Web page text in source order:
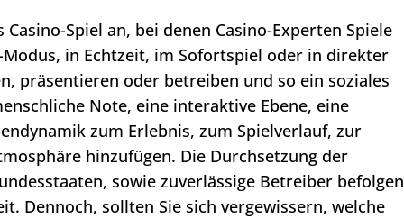
Spiel an, bei denen Casino-Experten Spiele
in Echtzeit, im Sofortspiel oder in direkter
präsentieren oder betreiben und so ein soziales
Note, eine interaktive Ebene, eine
zum Erlebnis, zum Spielverlauf, zur
hinzufügen. Die Durchsetzung der
sowie zuverlässige Betreiber befolgen
Dennoch, sollten Sie sich vergewissern, welche